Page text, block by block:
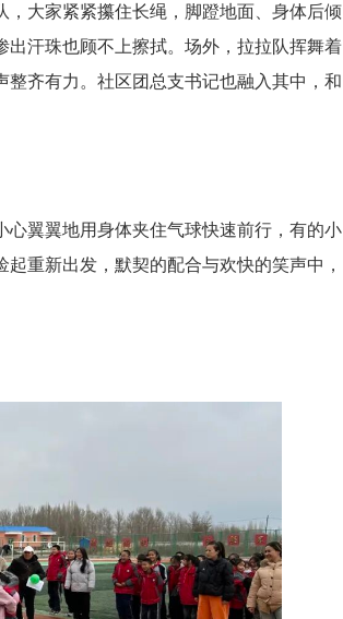
大家紧紧攥住长绳，脚蹬地面、身体后倾
汗珠也顾不上擦拭。场外，拉拉队挥舞着
整齐有力。社区团总支书记也融入其中，和
翼翼地用身体夹住气球快速前行，有的小
重新出发，默契的配合与欢快的笑声中，